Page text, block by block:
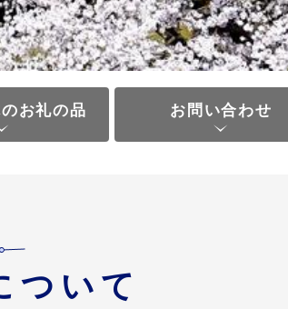
お礼の品 お問い合わせ
ついて